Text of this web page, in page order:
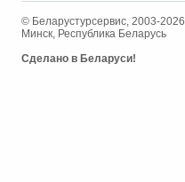
© ​Беларустурсервис, 2003-2026
Минск, Республика Беларусь
Сделано в Беларуси!